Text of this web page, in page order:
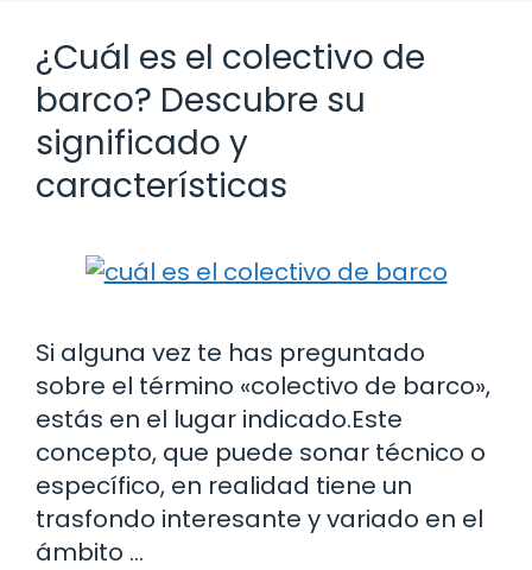
¿Cuál es el colectivo de
barco? Descubre su
significado y
características
Si alguna vez te has preguntado
sobre el término «colectivo de barco»,
estás en el lugar indicado.Este
concepto, que puede sonar técnico o
específico, en realidad tiene un
trasfondo interesante y variado en el
ámbito …